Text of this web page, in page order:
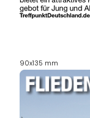
90x135 mm